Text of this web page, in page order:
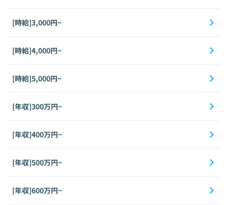
[時給]3,000円~
[時給]4,000円~
[時給]5,000円~
[年収]300万円~
[年収]400万円~
[年収]500万円~
[年収]600万円~